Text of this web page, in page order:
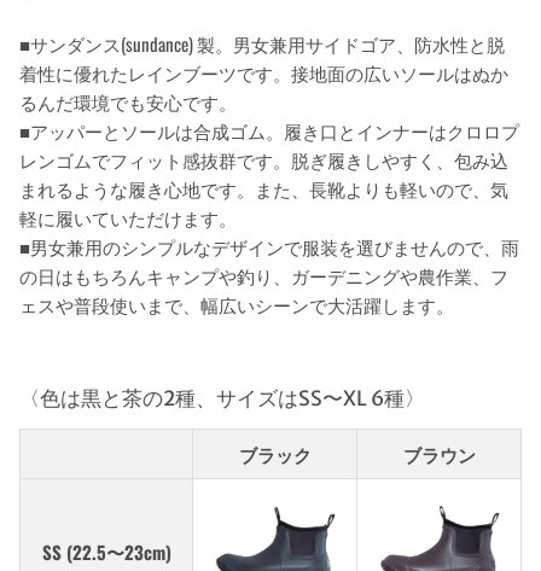
■サンダンス(sundance) 製。男女兼用サイドゴア、防水性と脱
着性に優れたレインブーツです。接地面の広いソールはぬか
るんだ環境でも安心です。
■アッパーとソールは合成ゴム。履き口とインナーはクロロプ
レンゴムでフィット感抜群です。脱ぎ履きしやすく、包み込
まれるような履き心地です。また、長靴よりも軽いので、気
軽に履いていただけます。
■男女兼用のシンプルなデザインで服装を選びませんので、雨
の日はもちろんキャンプや釣り、ガーデニングや農作業、フ
ェスや普段使いまで、幅広いシーンで大活躍します。
〈色は黒と茶の2種、サイズはSS〜XL 6種〉
ブラック ブラウン
SS (22.5〜23cm)